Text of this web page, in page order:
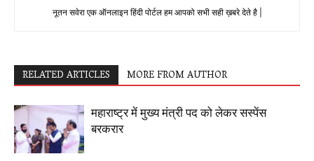
नूतन सवेरा एक ऑनलाइन हिंदी पोर्टल हम आपको सभी सही ख़बरे देते है |
RELATED ARTICLES MORE FROM AUTHOR
महाराष्ट्र में मुख्य मंत्री पद को लेकर सस्पेंस
बरकरार